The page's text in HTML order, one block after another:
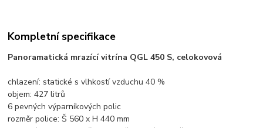
Kompletní specifikace
Panoramatická mrazící vitrína QGL 450 S, celokovová
chlazení: statické s vlhkostí vzduchu 40 %
objem: 427 litrů
6 pevných výparníkových polic
rozměr police: Š 560 x H 440 mm